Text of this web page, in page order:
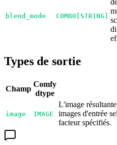
blend_mode COMBO[STRING]
Types de sortie
Champ
Comfy
dtype
image IMAGE
L'image
images d'entrée
facteur spécifiés.